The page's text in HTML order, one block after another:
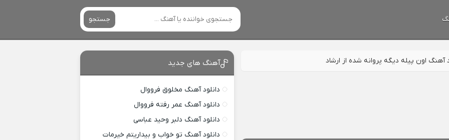
جستجو
آهنگ اون پیله دیگه پروانه شده از ارشاد آهنگ های جدید
دانلود آهنگ مخلوق فرووال
دانلود آهنگ عمر رفته فرووال
دانلود آهنگ دلبر وحید عباسی
دانلود آهنگ تو خواب و بیداریتم خیرمات